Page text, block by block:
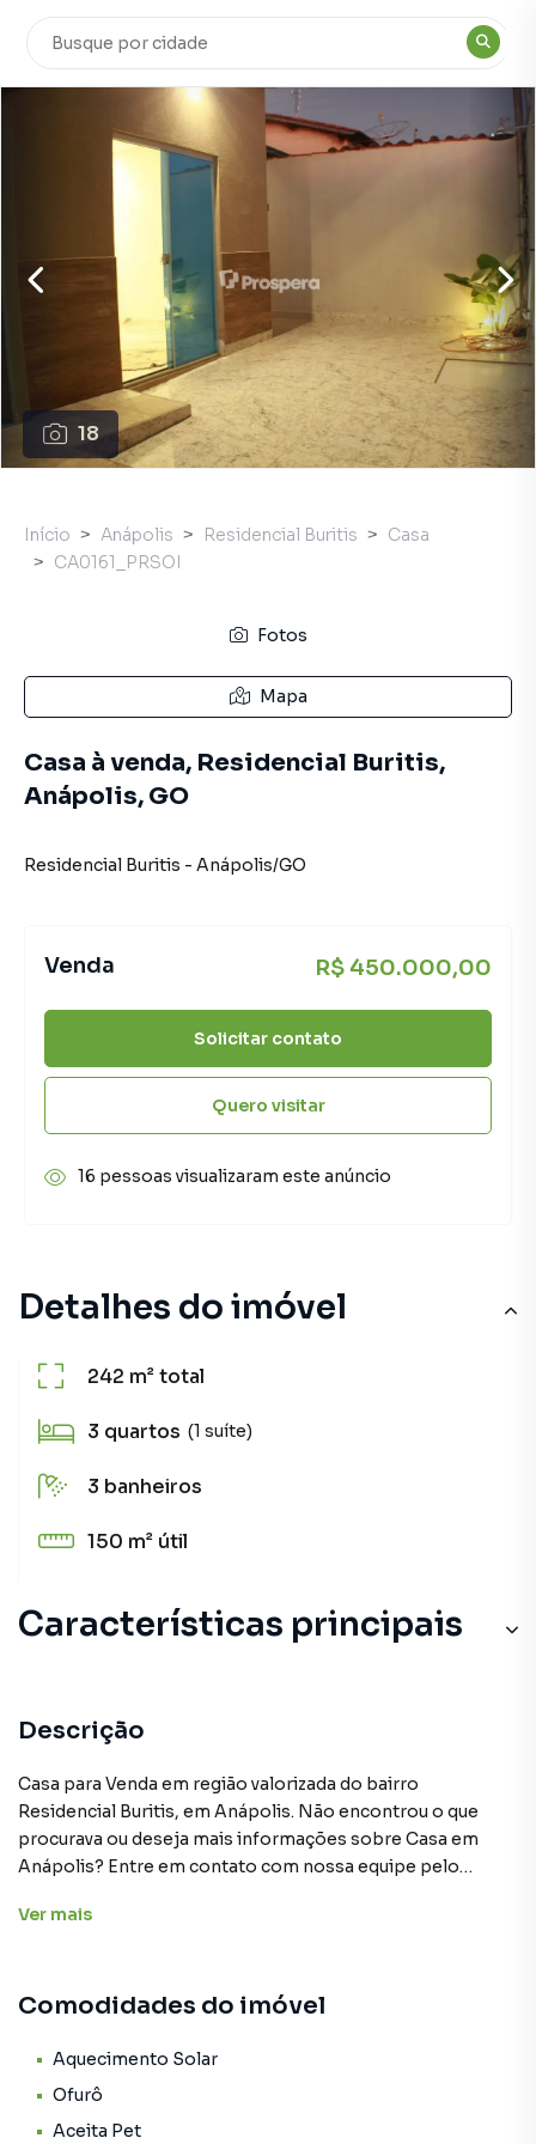
18
Detalhes do imóvel
242 m²total
3 quartos (1 suíte)
3 banheiros
150 m² útil
Características principais
Descrição
Casa para Venda em região valorizada do bairro
Residencial Buritis, em Anápolis. Não encontrou o que
procurava ou deseja mais informações sobre Casa em
Anápolis? Entre em contato com nossa equipe pelo
terrenos, lojas e barracões para venda ou locação, além de
planta em Residencial Buritis e em outras regiões de
Anápolis. Aqui você encontra milhares de ofertas para
Ver mais
Comodidades do imóvel
Aquecimento Solar
Ofurô
Aceita Pet
Início Anápolis Residencial Buritis
Casa
CA0161_PRSOI
Fotos
Mapa
Casa à venda, Residencial Buritis,
Anápolis, GO
Residencial Buritis - Anápolis/GO
Venda R$ 450.000,00
Solicitar contato
Quero visitar
16 pessoas visualizaram este anúncio